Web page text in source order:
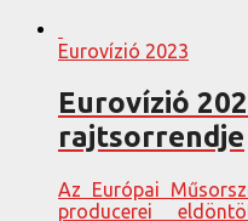
Eurovízió 2023
Eurovízió
rajtsorrendje
Az Európai
producerei